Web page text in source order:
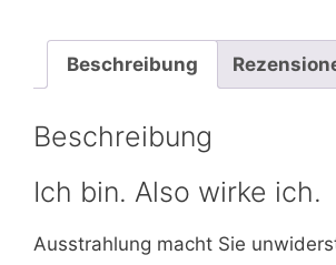
Beschreibung
Beschreibung
Ich bin. Also wirke ich.
Ausstrahlung macht Sie